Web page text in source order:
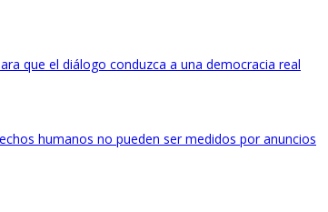
que el diálogo conduzca a una democracia real
humanos no pueden ser medidos por anuncios